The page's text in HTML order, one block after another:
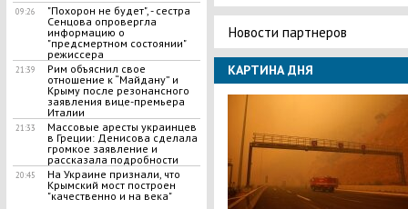
09:26
"Похорон не будет", - сестра
Сенцова опровергла
информацию о
"предсмертном состоянии"
режиссера
21:39
Рим объяснил свое
отношение к “Майдану” и
Крыму после резонансного
заявления вице-премьера
Италии
21:33
Массовые аресты украинцев
в Греции: Денисова сделала
громкое заявление и
рассказала подробности
20:45
На Украине признали, что
Крымский мост построен
"качественно и на века"
Новости партнеров
КАРТИНА ДНЯ